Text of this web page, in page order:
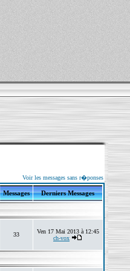
Voir les messages sans r�ponses
Messages Derniers Messages
33
Ven 17 Mai 2013 à 12:45
ch-vox